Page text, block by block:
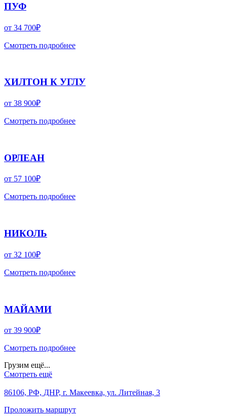
ПУФ
от 34 700₽
Смотреть подробнее
ХИЛТОН К УГЛУ
от 38 900₽
Смотреть подробнее
ОРЛЕАН
от 57 100₽
Смотреть подробнее
НИКОЛЬ
от 32 100₽
Смотреть подробнее
МАЙАМИ
от 39 900₽
Смотреть подробнее
Грузим ещё...
Смотреть ещё
86106, РФ, ДНР, г. Макеевка, ул. Литейная, 3
Проложить маршрут